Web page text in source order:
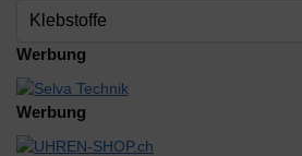
Werbung
Werbung